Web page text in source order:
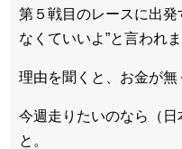
第５戦目のレースに出
なくていいよ”と言われま
理由を聞くと、お金が無
今週走りたいのなら（
と。